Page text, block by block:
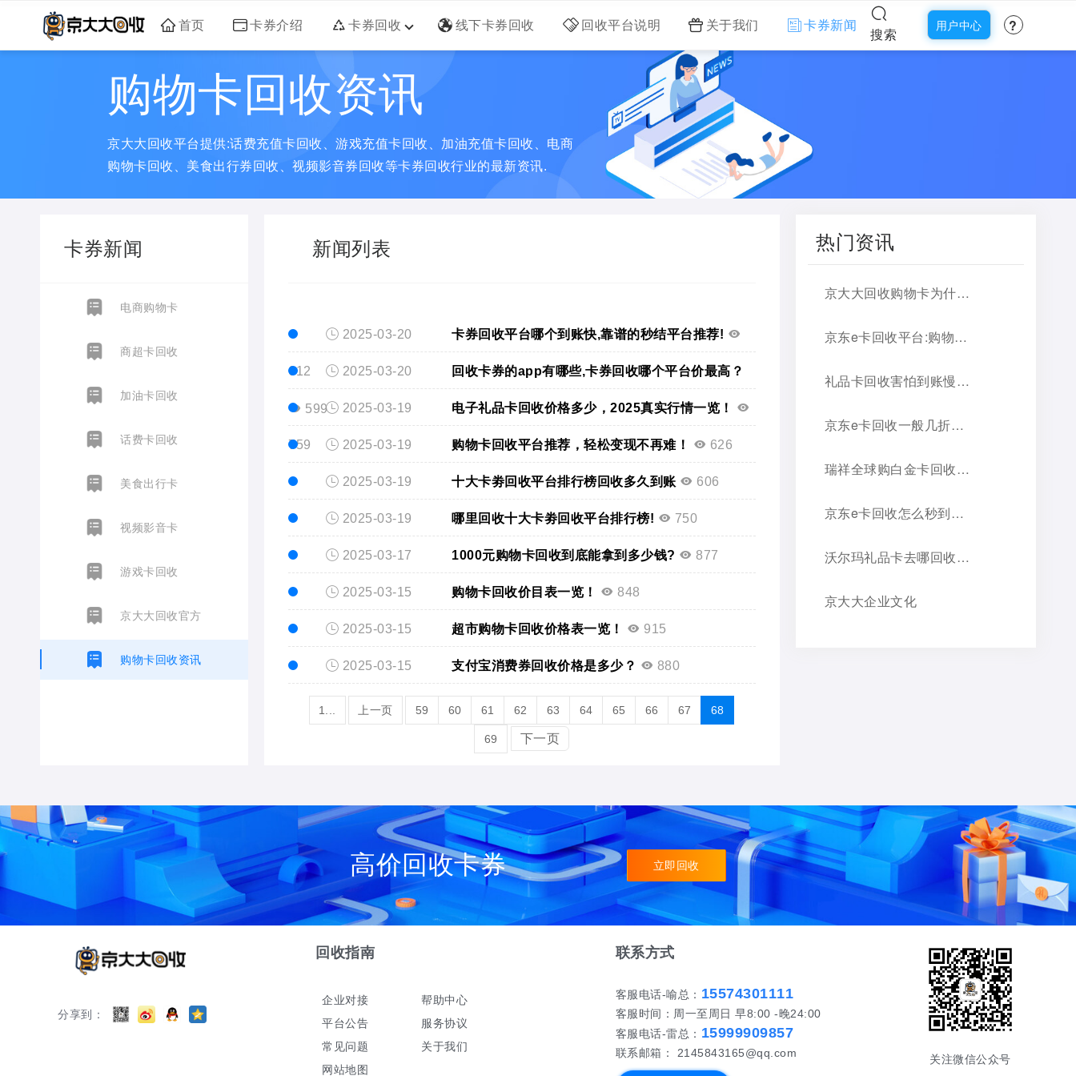
首页 卡券介绍 卡券回收 线下卡券回收 回收平台说明 关于我们 卡券新闻
搜索
用户中心 ?
购物卡回收资讯
京大大回收平台提供:话费充值卡回收、游戏充值卡回收、加油充值卡回收、电商
购物卡回收、美食出行券回收、视频影音券回收等卡券回收行业的最新资讯.
卡券新闻
电商购物卡
商超卡回收
加油卡回收
话费卡回收
美食出行卡
视频影音卡
游戏卡回收
京大大回收官方
购物卡回收资讯
新闻列表
2025-03-20 卡券回收平台哪个到账快,靠谱的秒结平台推荐!
612 2025-03-20 回收卡券的app有哪些,卡券回收哪个平台价最高？
599 2025-03-19 电子礼品卡回收价格多少，2025真实行情一览！
759 2025-03-19 购物卡回收平台推荐，轻松变现不再难！ 626
2025-03-19 十大卡劵回收平台排行榜回收多久到账 606
2025-03-19 哪里回收十大卡劵回收平台排行榜! 750
2025-03-17 1000元购物卡回收到底能拿到多少钱? 877
2025-03-15 购物卡回收价目表一览！ 848
2025-03-15 超市购物卡回收价格表一览！ 915
2025-03-15 支付宝消费券回收价格是多少？ 880
1... 上一页 59 60 61 62 63 64 65 66 67 68
69 下一页
热门资讯
京大大回收购物卡为什么靠谱，2026官方说明
京东e卡回收平台:购物卡转现金，实用推荐
礼品卡回收害怕到账慢？京大大回收到账快，不压款，靠谱看得见！
京东e卡回收一般几折？价格超全攻略
瑞祥全球购白金卡回收平台研究：选京大大正规老品牌
京东e卡回收怎么秒到账，选对平台是关键
沃尔玛礼品卡去哪回收？三种优胜途径推荐
京大大企业文化
高价回收卡券 立即回收
分享到：
回收指南
企业对接
平台公告
常见问题
网站地图
帮助中心
服务协议
关于我们
联系方式
客服电话-喻总： 15574301111
客服时间：周一至周日 早8:00 -晚24:00
客服电话-雷总： 15999909857
联系邮箱： 2145843165@qq.com 关注微信公众号